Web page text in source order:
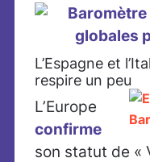
L’Espagne et
respire un peu
L’Europe
confirme
son statut de «